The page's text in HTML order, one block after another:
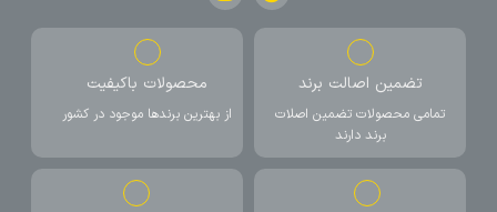
تضمین اصالت برند
تمامی محصولات تضمین اصلات
برند دارند
محصولات باکیفیت
از بهترین برندها موجود در کشور